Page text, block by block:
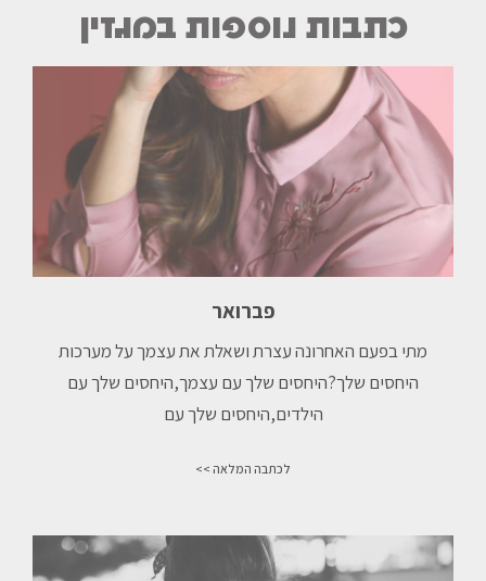
כתבות נוספות במגזין
פברואר
מתי בפעם האחרונה עצרת ושאלת את עצמך על מערכות
היחסים שלך?היחסים שלך עם עצמך,⁠היחסים שלך עם
הילדים,⁠היחסים שלך עם
לכתבה המלאה >>